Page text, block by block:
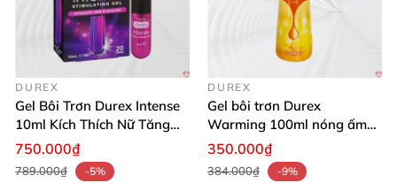
DUREX
Gel Bôi Trơn Durex Intense
10ml Kích Thích Nữ Tăng
Khoái Cảm
750.000₫
789.000₫
-5%
DUREX
Gel bôi trơn Durex
Warming 100ml nóng ấm
kích thích quan hệ
350.000₫
384.000₫
-9%